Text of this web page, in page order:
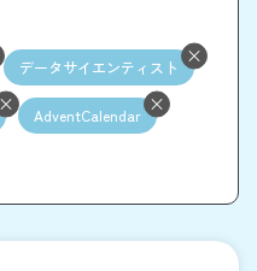
データサイエンティスト
AdventCalendar